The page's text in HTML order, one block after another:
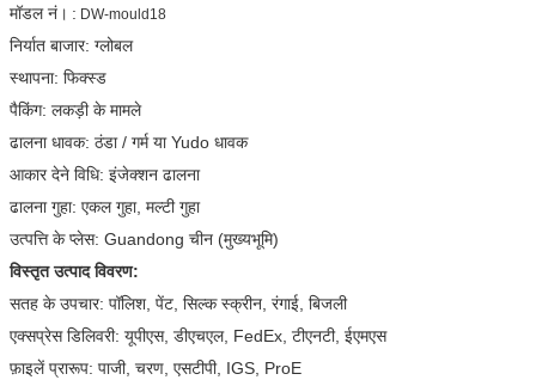
मॉडल नं। : DW-mould18
निर्यात बाजार: ग्लोबल
स्थापना: फिक्स्ड
पैकिंग: लकड़ी के मामले
ढालना धावक: ठंडा / गर्म या Yudo धावक
आकार देने विधि: इंजेक्शन ढालना
ढालना गुहा: एकल गुहा, मल्टी गुहा
उत्पत्ति के प्लेस: Guandong चीन (मुख्यभूमि)
विस्तृत उत्पाद विवरण:
सतह के उपचार: पॉलिश, पेंट, सिल्क स्क्रीन, रंगाई, बिजली
एक्सप्रेस डिलिवरी: यूपीएस, डीएचएल, FedEx, टीएनटी, ईएमएस
फ़ाइलें प्रारूप: पाजी, चरण, एसटीपी, IGS, ProE